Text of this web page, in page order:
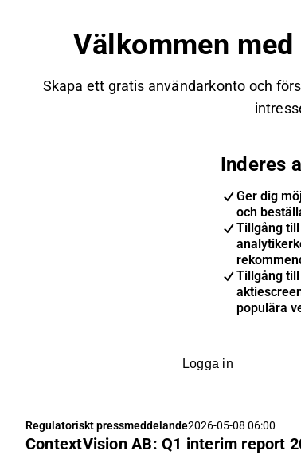
Välkommen
Skapa ett gratis användarkonto och
Inderes
Ger dig
och
Tillgång till
Tillgång
populära
Logga in
Regulatoriskt pressmeddelande2026-05-08 06:00
ContextVision AB: Q1 interim report